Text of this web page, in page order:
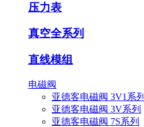
压力表
真空全系列
直线模组
电磁阀
亚德客电磁阀 3V1系列
亚德客电磁阀 3V系列
亚德客电磁阀 7S系列